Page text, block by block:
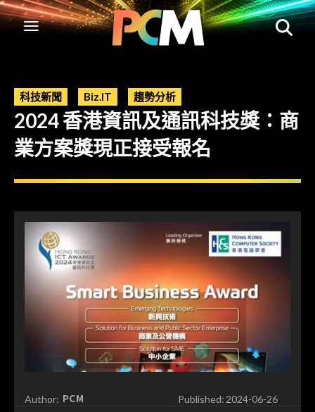
科技新聞 Biz.IT 趨勢分析
2024 香港資訊及通訊科技獎：商
業方案獎現正接受報名
Author: PCM Published: 2024-06-26